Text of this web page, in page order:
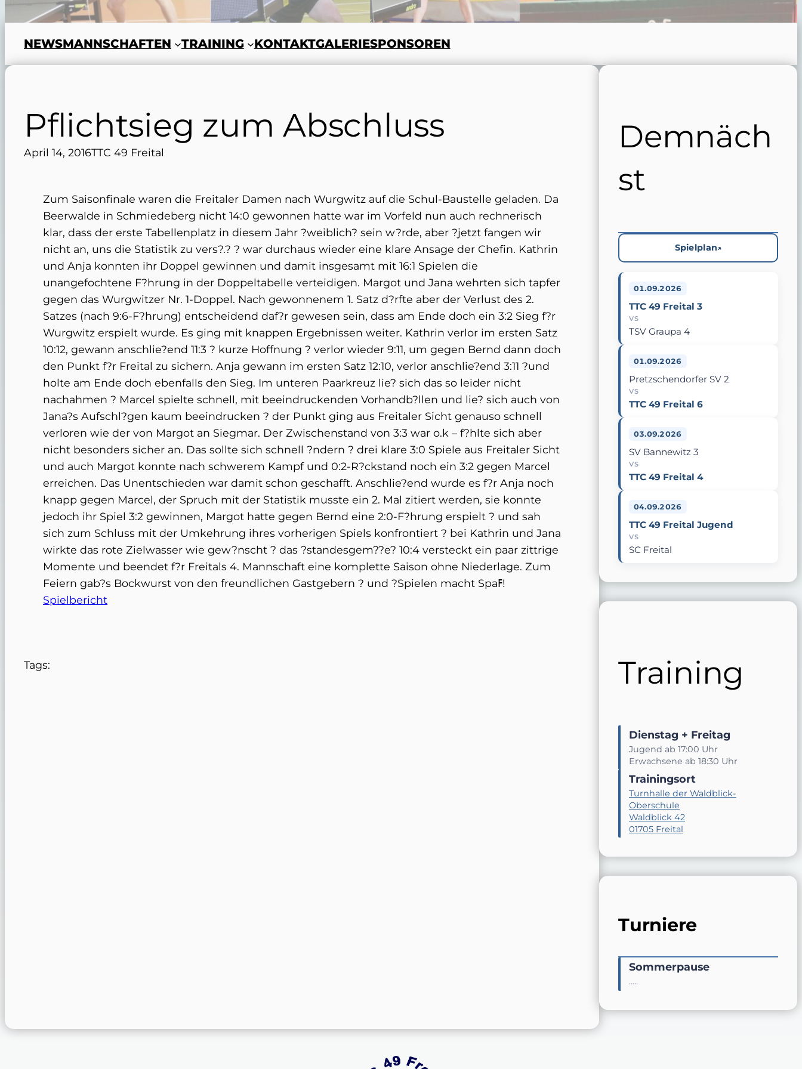
NEWSMANNSCHAFTEN TRAINING KONTAKTGALERIESPONSOREN
Pflichtsieg zum Abschluss
April 14, 2016TTC 49 Freital
Zum Saisonfinale waren die Freitaler Damen nach Wurgwitz auf die Schul-Baustelle geladen. Da
Beerwalde in Schmiedeberg nicht 14:0 gewonnen hatte war im Vorfeld nun auch rechnerisch
klar, dass der erste Tabellenplatz in diesem Jahr ?weiblich? sein w?rde, aber ?jetzt fangen wir
nicht an, uns die Statistik zu vers?.? ? war durchaus wieder eine klare Ansage der Chefin. Kathrin
und Anja konnten ihr Doppel gewinnen und damit insgesamt mit 16:1 Spielen die
unangefochtene F?hrung in der Doppeltabelle verteidigen. Margot und Jana wehrten sich tapfer
gegen das Wurgwitzer Nr. 1-Doppel. Nach gewonnenem 1. Satz d?rfte aber der Verlust des 2.
Satzes (nach 9:6-F?hrung) entscheidend daf?r gewesen sein, dass am Ende doch ein 3:2 Sieg f?r
Wurgwitz erspielt wurde. Es ging mit knappen Ergebnissen weiter. Kathrin verlor im ersten Satz
10:12, gewann anschlie?end 11:3 ? kurze Hoffnung ? verlor wieder 9:11, um gegen Bernd dann doch
den Punkt f?r Freital zu sichern. Anja gewann im ersten Satz 12:10, verlor anschlie?end 3:11 ?und
holte am Ende doch ebenfalls den Sieg. Im unteren Paarkreuz lie? sich das so leider nicht
nachahmen ? Marcel spielte schnell, mit beeindruckenden Vorhandb?llen und lie? sich auch von
Jana?s Aufschl?gen kaum beeindrucken ? der Punkt ging aus Freitaler Sicht genauso schnell
verloren wie der von Margot an Siegmar. Der Zwischenstand von 3:3 war o.k – f?hlte sich aber
nicht besonders sicher an. Das sollte sich schnell ?ndern ? drei klare 3:0 Spiele aus Freitaler Sicht
und auch Margot konnte nach schwerem Kampf und 0:2-R?ckstand noch ein 3:2 gegen Marcel
erreichen. Das Unentschieden war damit schon geschafft. Anschlie?end wurde es f?r Anja noch
knapp gegen Marcel, der Spruch mit der Statistik musste ein 2. Mal zitiert werden, sie konnte
jedoch ihr Spiel 3:2 gewinnen, Margot hatte gegen Bernd eine 2:0-F?hrung erspielt ? und sah
sich zum Schluss mit der Umkehrung ihres vorherigen Spiels konfrontiert ? bei Kathrin und Jana
wirkte das rote Zielwasser wie gew?nscht ? das ?standesgem??e? 10:4 versteckt ein paar zittrige
Momente und beendet f?r Freitals 4. Mannschaft eine komplette Saison ohne Niederlage. Zum
Feiern gab?s Bockwurst von den freundlichen Gastgebern ? und ?Spielen macht Spaߓ!
Spielbericht
Tags:
Demnäch
st
Spielplan
01.09.2026
TTC 49 Freital 3
VS
TSV Graupa 4
01.09.2026
Pretzschendorfer SV 2
VS
TTC 49 Freital 6
03.09.2026
SV Bannewitz 3
VS
TTC 49 Freital 4
04.09.2026
TTC 49 Freital Jugend
VS
SC Freital
Training
Dienstag + Freitag
Jugend ab 17:00 Uhr
Erwachsene ab 18:30 Uhr
Trainingsort
Turnhalle der Waldblick-
Oberschule
Waldblick 42
01705 Freital
Turniere
Sommerpause
…..